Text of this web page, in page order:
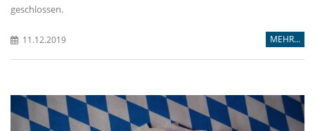
geschlossen.
11.12.2019 MEHR...